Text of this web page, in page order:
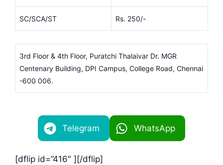
SC/SCA/ST Rs. 250/-
3rd Floor & 4th Floor, Puratchi Thalaivar Dr. MGR
Centenary Building, DPI Campus, College Road, Chennai
-600 006.
Telegram WhatsApp
[dflip id=”416″ ][/dflip]